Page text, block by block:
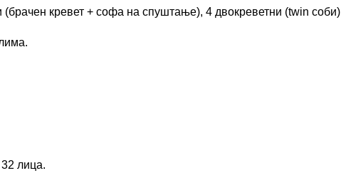
(брачен кревет + софа на спуштање), 4 двокреветни (twin соби)
.
лица.